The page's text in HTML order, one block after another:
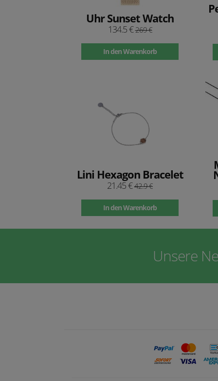
Uhr Sunset Watch
134.5 €269 €
In den Warenkorb
Lini Hexagon Bracelet
21.45 €42.9 €
In den Warenkorb
Unsere